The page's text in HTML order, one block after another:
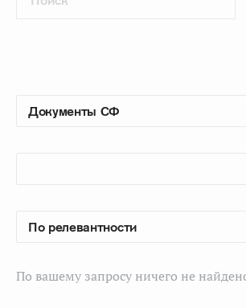
По вашему запросу ничего не